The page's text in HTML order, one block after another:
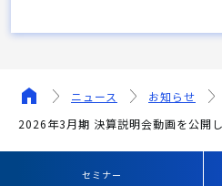
ニュース
お知らせ
2026年3月期 決算説明会動画を公開し
セミナー